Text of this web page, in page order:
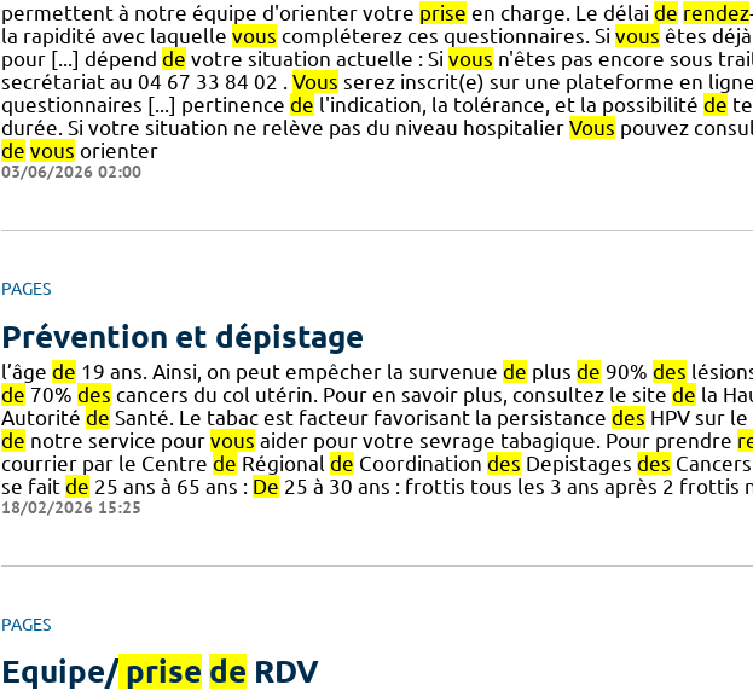
permettent à notre équipe d'orienter votre prise en charge. Le délai de rendez
la rapidité avec laquelle vous compléterez ces questionnaires. Si vous êtes
pour [...] dépend de votre situation actuelle : Si vous n'êtes pas encore sous
secrétariat au 04 67 33 84 02 . Vous serez inscrit(e) sur une plateforme en
questionnaires [...] pertinence de l'indication, la tolérance, et la possibilité de
durée. Si votre situation ne relève pas du niveau hospitalier Vous pouvez
de vous orienter
03/06/2026 02:00
PAGES
Prévention et dépistage
l’âge de 19 ans. Ainsi, on peut empêcher la survenue de plus de 90% des
de 70% des cancers du col utérin. Pour en savoir plus, consultez le site de la
Autorité de Santé. Le tabac est facteur favorisant la persistance des HPV sur
de notre service pour vous aider pour votre sevrage tabagique. Pour prendre
courrier par le Centre de Régional de Coordination des Depistages des
se fait de 25 ans à 65 ans : De 25 à 30 ans : frottis tous les 3 ans après 2 frottis
18/02/2026 15:25
PAGES
Equipe/ prise de RDV